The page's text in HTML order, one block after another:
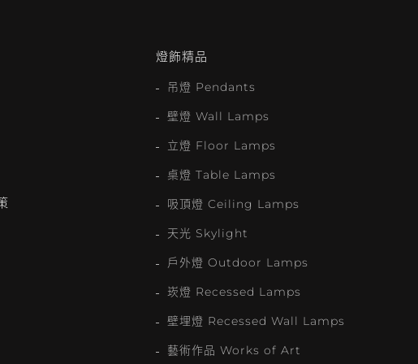
燈飾精品
吊燈 Pendants
壁燈 Wall Lamps
立燈 Floor Lamps
桌燈 Table Lamps
吸頂燈 Ceiling Lamps
天光 Skylight
戶外燈 Outdoor Lamps
崁燈 Recessed Lamps
壁埋燈 Recessed Wall Lamps
藝術作品 Works of Art